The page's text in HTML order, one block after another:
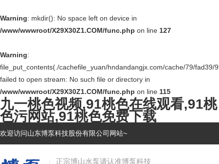
Warning: mkdir(): No space left on device in
/www/wwwroot/X29X30Z1.COM/func.php on line 127
Warning:
file_put_contents(./cachefile_yuan/hndandangjx.com/cache/79/fad39/
failed to open stream: No such file or directory in
/www/wwwroot/X29X30Z1.COM/func.php on line 115
九一桃色视频,91桃色在线观看,91桃
色污网站,91桃色免费下载
欢迎访问山东博泵科技股份有限公司网站~
正宗博山水泵请认准博泵科技